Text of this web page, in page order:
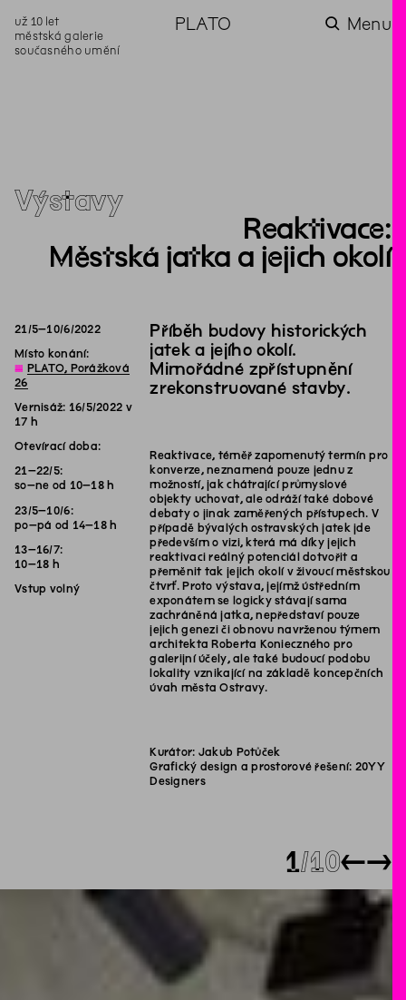
už 10 let
městská galerie
současného umění
PLATO Menu
Výstavy
Reaktivace:
Městská jatka a jejich okolí
21 /5–10/6/2022
Místo konání:
◊ PLATO, Porážková
26
Vernisáž: 16/5/2022 v
17 h
Otevírací doba:
21–22/5:
so–ne od 10–18 h
23/5–10/6:
po–pá od 14–18 h
13–16/7:
10–18 h
Vstup volný
Příběh budovy historických
jatek a jejího okolí.
Mimořádné zpřístupnění
zrekonstruované stavby.
Reaktivace, téměř zapomenutý termín pro
konverze, neznamená pouze jednu z
možností, jak chátrající průmyslové
objekty uchovat, ale odráží také dobové
debaty o jinak zaměřených přístupech. V
případě bývalých ostravských jatek jde
především o vizi, která má díky jejich
reaktivaci reálný potenciál dotvořit a
přeměnit tak jejich okolí v živoucí městskou
čtvrť. Proto výstava, jejímž ústředním
exponátem se logicky stávají sama
zachráněná jatka, nepředstaví pouze
jejich genezi či obnovu navrženou týmem
architekta Roberta Konieczného pro
galerijní účely, ale také budoucí podobu
lokality vznikající na základě koncepčních
úvah města Ostravy.
Kurátor: Jakub Potůček
Grafický design a prostorové řešení: 20YY
Designers
1 10←→